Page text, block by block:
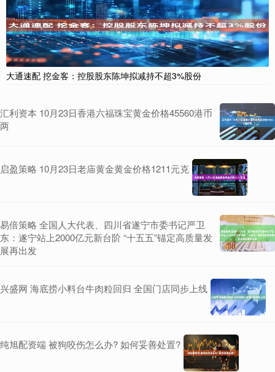
大通速配 挖金客：控股股东陈坤拟减持不超3%股份
汇利资本 10月23日香港六福珠宝黄金价格45560港币
两
启盈策略 10月23日老庙黄金黄金价格1211元克
易倍策略 全国人大代表、四川省遂宁市委书记严卫
东：遂宁站上2000亿元新台阶 “十五五”锚定高质量发
展再出发
兴盛网 海底捞小料台牛肉粒回归 全国门店同步上线
纯旭配资端 被狗咬伤怎么办? 如何妥善处置?